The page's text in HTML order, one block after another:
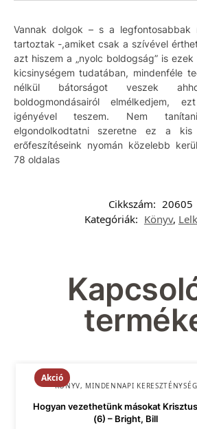
Vannak dolgok – s a
tartoztak -,amiket csak a szívével
azt hiszem a „nyolc boldogság” is
kicsinységem tudatában, mindenféle
nélkül bátorságot veszek
boldogmondásairól elmélkedjem,
igényével teszem. Nem
elgondolkodtatni szeretne ez a
erőfeszítéseink nyomán közelebb
78 oldalas
Cikkszám: 20605
Kategóriák: Könyv,
Akció
KÖNYV, MINDENNAPI KERESZTÉNYSÉG
Hogyan vezethetünk másokat
(6) – Bright, Bill